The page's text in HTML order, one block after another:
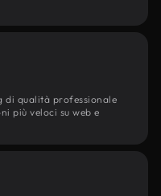
di qualità professionale
più veloci su web e